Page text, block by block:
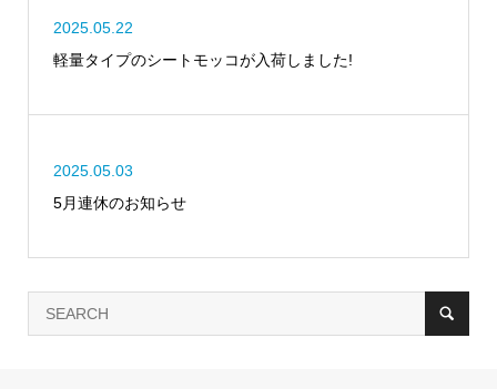
2025.05.22
軽量タイプのシートモッコが入荷しました!
2025.05.03
5月連休のお知らせ